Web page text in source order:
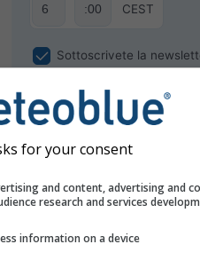
CEST
Sottoscrivete la
for your consent
and content, advertising and
research and services
information on a device